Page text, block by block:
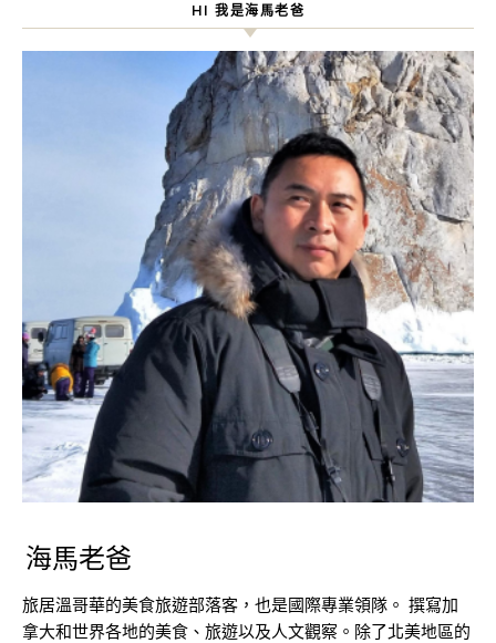
HI 我是海馬老爸
海馬老爸
旅居溫哥華的美食旅遊部落客，也是國際專業領隊。 撰寫加
拿大和世界各地的美食、旅遊以及人文觀察。除了北美地區的